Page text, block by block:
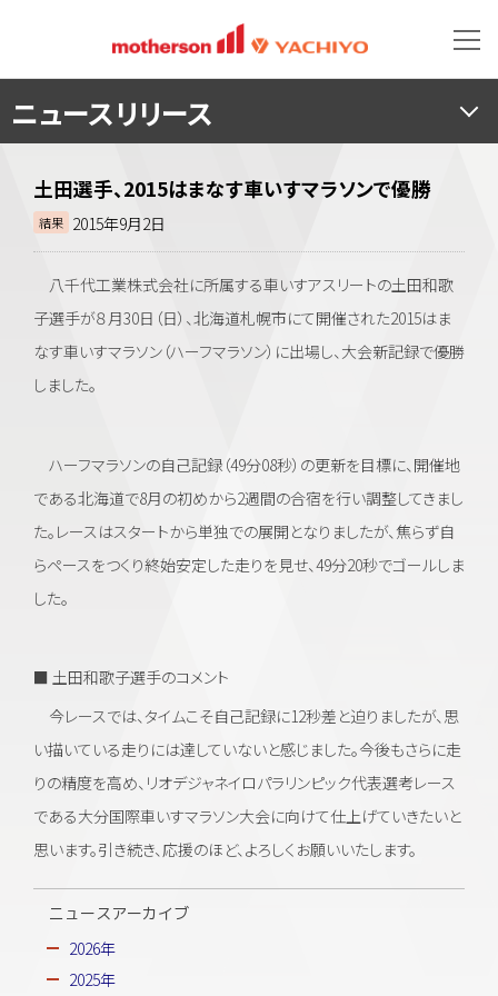
ニュースリリース
土田選手、2015はまなす車いすマラソンで優勝
結果 2015年9月2日
八千代工業株式会社に所属する車いすアスリートの土田和歌
子選手が８月30日（日）、北海道札幌市にて開催された2015はま
なす車いすマラソン（ハーフマラソン）に出場し、大会新記録で優勝
しました。
ハーフマラソンの自己記録（49分08秒）の更新を目標に、開催地
である北海道で8月の初めから2週間の合宿を行い調整してきまし
た。レースはスタートから単独での展開となりましたが、焦らず自
らペースをつくり終始安定した走りを見せ、49分20秒でゴールしま
した。
■ 土田和歌子選手のコメント
今レースでは、タイムこそ自己記録に12秒差と迫りましたが、思
い描いている走りには達していないと感じました。今後もさらに走
りの精度を高め、リオデジャネイロパラリンピック代表選考レース
である大分国際車いすマラソン大会に向けて仕上げていきたいと
思います。引き続き、応援のほど、よろしくお願いいたします。
ニュースアーカイブ
2026年
2025年